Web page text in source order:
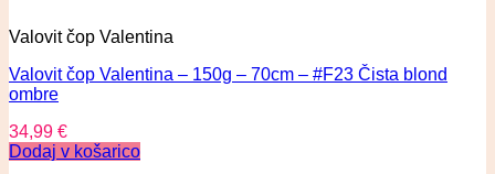
Valovit čop Valentina
Valovit čop Valentina – 150g – 70cm – #F23 Čista blond
ombre
34,99 €
Dodaj v košarico